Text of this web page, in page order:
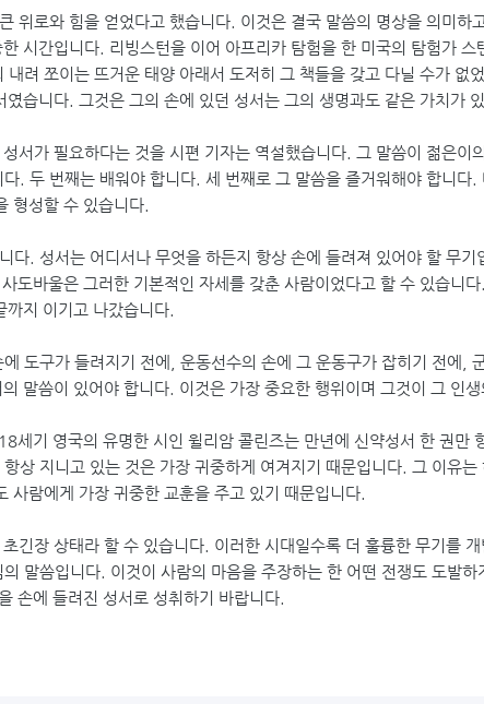
위로와 힘을 얻었다고 했습니다. 이것은 결국 말씀의 명상을 의미하
시간입니다. 리빙스턴을 이어 아프리카 탐험을 한 미국의 탐험가
려 쪼이는 뜨거운 태양 아래서 도저히 그 책들을 갖고 다닐 수가 없
습니다. 그것은 그의 손에 있던 성서는 그의 생명과도 같은 가치가
서가 필요하다는 것을 시편 기자는 역설했습니다. 그 말씀이 젊은이
. 두 번째는 배워야 합니다. 세 번째로 그 말씀을 즐거워해야 합니다.
형성할 수 있습니다.
다. 성서는 어디서나 무엇을 하든지 항상 손에 들려져 있어야 할 무
도바울은 그러한 기본적인 자세를 갖춘 사람이었다고 할 수 있습니
지 이기고 나갔습니다.
도구가 들려지기 전에, 운동선수의 손에 그 운동구가 잡히기 전에,
말씀이 있어야 합니다. 이것은 가장 중요한 행위이며 그것이 그 인
세기 영국의 유명한 시인 윌리암 콜린즈는 만년에 신약성서 한 권만
상 지니고 있는 것은 가장 귀중하게 여겨지기 때문입니다. 그 이유
람에게 가장 귀중한 교훈을 주고 있기 때문입니다.
긴장 상태라 할 수 있습니다. 이러한 시대일수록 더 훌륭한 무기를
말씀입니다. 이것이 사람의 마음을 주장하는 한 어떤 전쟁도 도발
손에 들려진 성서로 성취하기 바랍니다.